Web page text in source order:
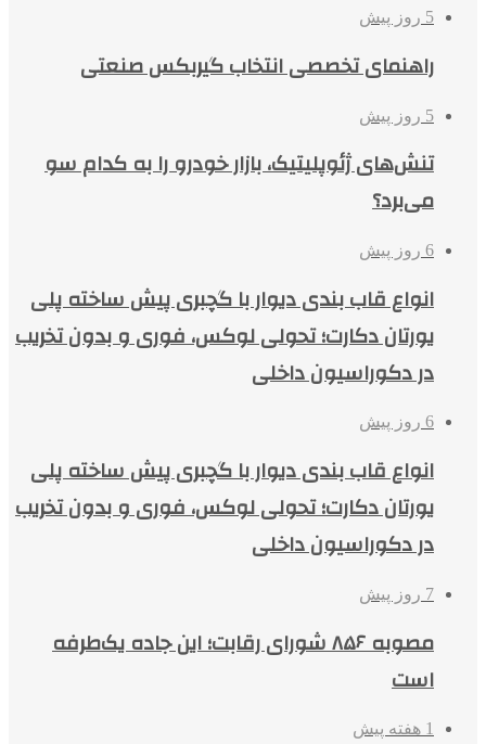
5 روز پیش
راهنمای تخصصی انتخاب گیربکس صنعتی
5 روز پیش
تنش‌های ژئوپلیتیک، بازار خودرو را به کدام سو
می‌برد؟
6 روز پیش
انواع قاب بندی دیوار با گچبری پیش ساخته پلی
یورتان دکارت؛ تحولی لوکس، فوری و بدون تخریب
در دکوراسیون داخلی
6 روز پیش
انواع قاب بندی دیوار با گچبری پیش ساخته پلی
یورتان دکارت؛ تحولی لوکس، فوری و بدون تخریب
در دکوراسیون داخلی
7 روز پیش
مصوبه ۸۵۶ شورای رقابت؛ این جاده یک‌طرفه
است
1 هفته پیش